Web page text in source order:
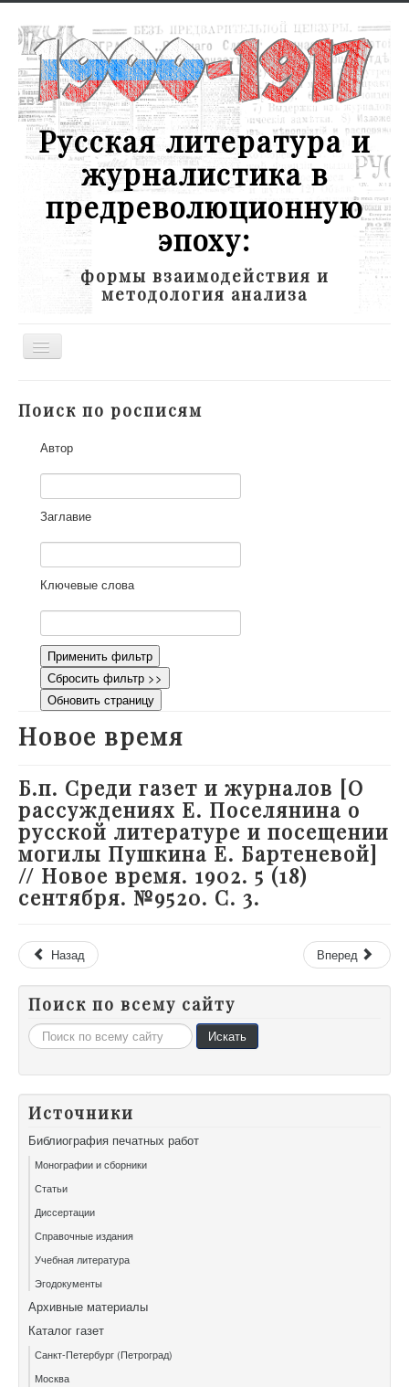
Русская литература и
журналистика в
предреволюционную
эпоху:
формы взаимодействия и
методология анализа
Toggle
Участники
Научная работа
Как работать с сайтом
Контакты
Поиск по росписям
Автор
Заглавие
Ключевые слова
Применить фильтр
Сбросить фильтр >>
Обновить страницу
Новое время
Б.п. Среди газет и журналов [О
рассуждениях Е. Поселянина о
русской литературе и посещении
могилы Пушкина Е. Бартеневой]
// Новое время. 1902. 5 (18)
сентября. №9520. С. 3.
Назад Вперед
Поиск по всему сайту
Искать... Искать
Источники
Библиография печатных работ
Монографии и сборники
Статьи
Диссертации
Справочные издания
Учебная литература
Эгодокументы
Архивные материалы
Каталог газет
Санкт-Петербург (Петроград)
Москва